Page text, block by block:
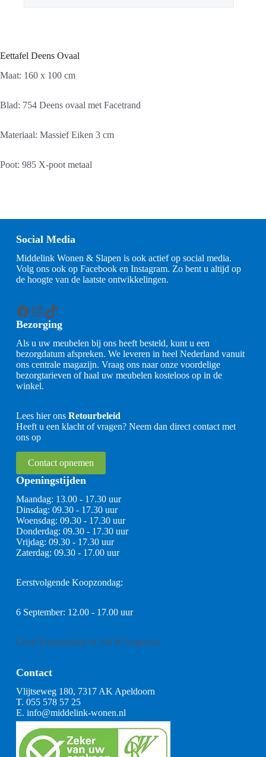
Eettafel Deens Ovaal
Maat: 160 x 100 cm
Blad: 754 Deens ovaal met Facetrand
Materiaal: Massief Eiken 3 cm
Poot: 985 X-poot metaal
Social Media
Middelink Wonen & Slapen is ook actief op social media.
Volg ons ook op Facebook en Instagram. Zo bent u altijd op
de hoogte van de laatste ontwikkelingen.
Facebook
Instagram
TikTok
Bezorging
Als u uw meubelen bij ons heeft besteld, kunt u een
bezorgdatum afspreken. We leveren in heel Nederland vanuit
ons centrale magazijn. Vraag ons naar onze voordelige
bezorgtarieven of haal uw meubelen kosteloos op in de
winkel.
Lees hier ons Retourbeleid
Heeft u een klacht of vragen? Neem dan direct contact met
ons op
Contact opnemen
Openingstijden
Maandag: 13.00 - 17.30 uur
Dinsdag: 09.30 - 17.30 uur
Woensdag: 09.30 - 17.30 uur
Donderdag: 09.30 - 17.30 uur
Vrijdag: 09.30 - 17.30 uur
Zaterdag: 09.30 - 17.00 uur
Eerstvolgende Koopzondag:
6 September: 12.00 - 17.00 uur
Geen Koopzondag in Juli & Augustus
Contact
Vlijtseweg 180, 7317 AK Apeldoorn
T. 055 578 57 25
E. info@middelink-wonen.nl